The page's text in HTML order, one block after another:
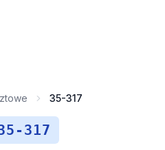
35-317
317